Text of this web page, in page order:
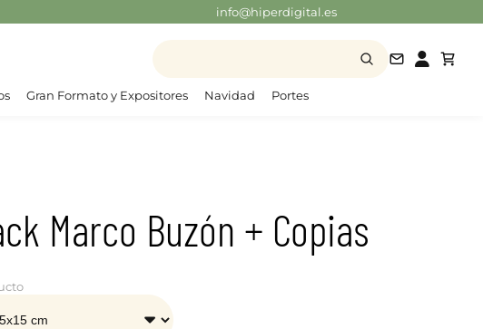
info@hiperdigital.es
Gran Formato y Expositores Navidad Portes
Marco Buzón + Copias